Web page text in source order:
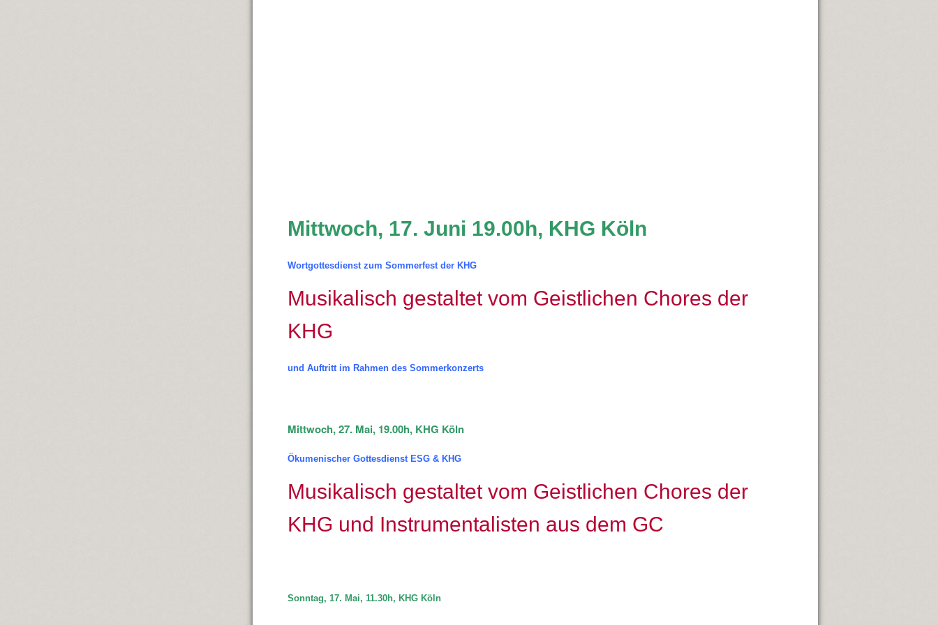
Mittwoch, 17. Juni 19.00h, KHG Köln
Wortgottesdienst zum Sommerfest der KHG
Musikalisch gestaltet vom Geistlichen Chores der
KHG
und Auftritt im Rahmen des Sommerkonzerts
Mittwoch, 27. Mai, 19.00h, KHG Köln
Ökumenischer Gottesdienst ESG & KHG
Musikalisch gestaltet vom Geistlichen Chores der
KHG und Instrumentalisten aus dem GC
Sonntag, 17. Mai, 11.30h, KHG Köln